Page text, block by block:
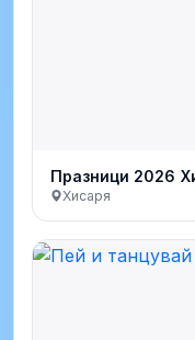
Празници 2026
Хисаря